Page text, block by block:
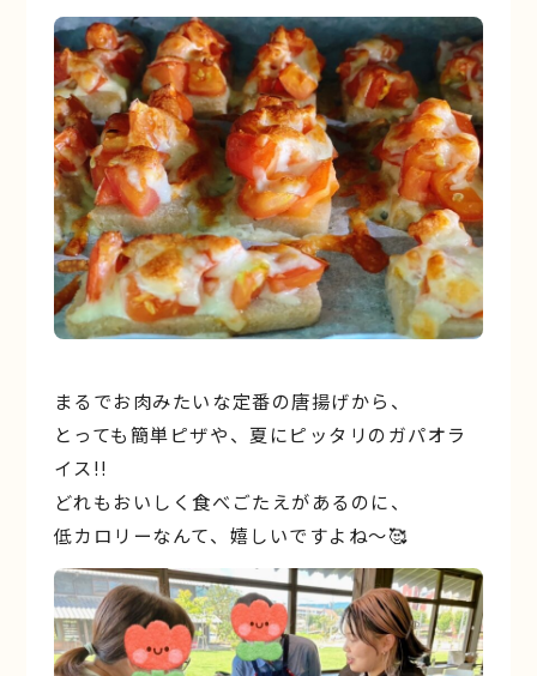
まるでお肉みたいな定番の唐揚げから、
とっても簡単ピザや、夏にピッタリのガパオラ
イス!!
どれもおいしく食べごたえがあるのに、
低カロリーなんて、嬉しいですよね～🥰